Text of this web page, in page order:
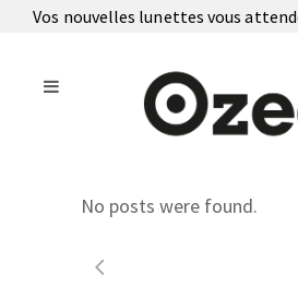
Vos nouvelles lunettes vous
No posts were found.